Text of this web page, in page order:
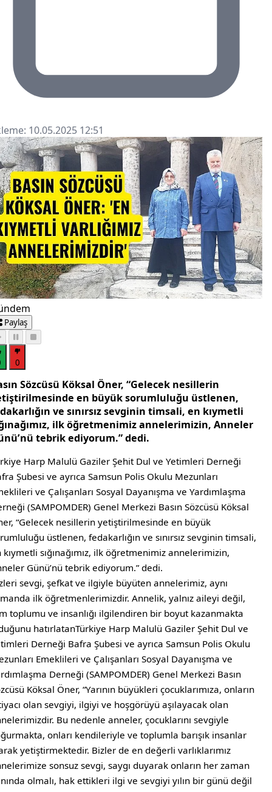
10.05.2025 12:51
Paylaş
0
Sözcüsü Köksal Öner, “Gelecek nesillerin
en büyük sorumluluğu üstlenen,
ve sınırsız sevginin timsali, en kıymetli
ilk öğretmenimiz annelerimizin, Anneler
tebrik ediyorum.” dedi.
Harp Malulü Gaziler Şehit Dul ve Yetimleri Derneği
Şubesi ve ayrıca Samsun Polis Okulu Mezunları
ve Çalışanları Sosyal Dayanışma ve Yardımlaşma
(SAMPOMDER) Genel Merkezi Basın Sözcüsü Köksal
“Gelecek nesillerin yetiştirilmesinde en büyük
üstlenen, fedakarlığın ve sınırsız sevginin timsali,
kıymetli sığınağımız, ilk öğretmenimiz annelerimizin,
Günü’nü tebrik ediyorum.” dedi.
sevgi, şefkat ve ilgiyle büyüten annelerimiz, aynı
ilk öğretmenlerimizdir. Annelik, yalnız aileyi değil,
toplumu ve insanlığı ilgilendiren bir boyut kazanmakta
hatırlatanTürkiye Harp Malulü Gaziler Şehit Dul ve
Derneği Bafra Şubesi ve ayrıca Samsun Polis Okulu
Emeklileri ve Çalışanları Sosyal Dayanışma ve
Derneği (SAMPOMDER) Genel Merkezi Basın
Köksal Öner, “Yarının büyükleri çocuklarımıza, onların
olan sevgiyi, ilgiyi ve hoşgörüyü aşılayacak olan
Bu nedenle anneler, çocuklarını sevgiyle
onları kendileriyle ve toplumla barışık insanlar
yetiştirmektedir. Bizler de en değerli varlıklarımız
sonsuz sevgi, saygı duyarak onların her zaman
olmalı, hak ettikleri ilgi ve sevgiyi yılın bir günü değil